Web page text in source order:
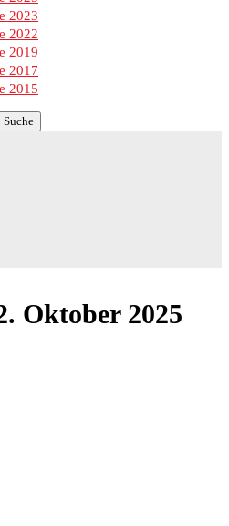
2023
2022
2019
2017
2015
Oktober 2025